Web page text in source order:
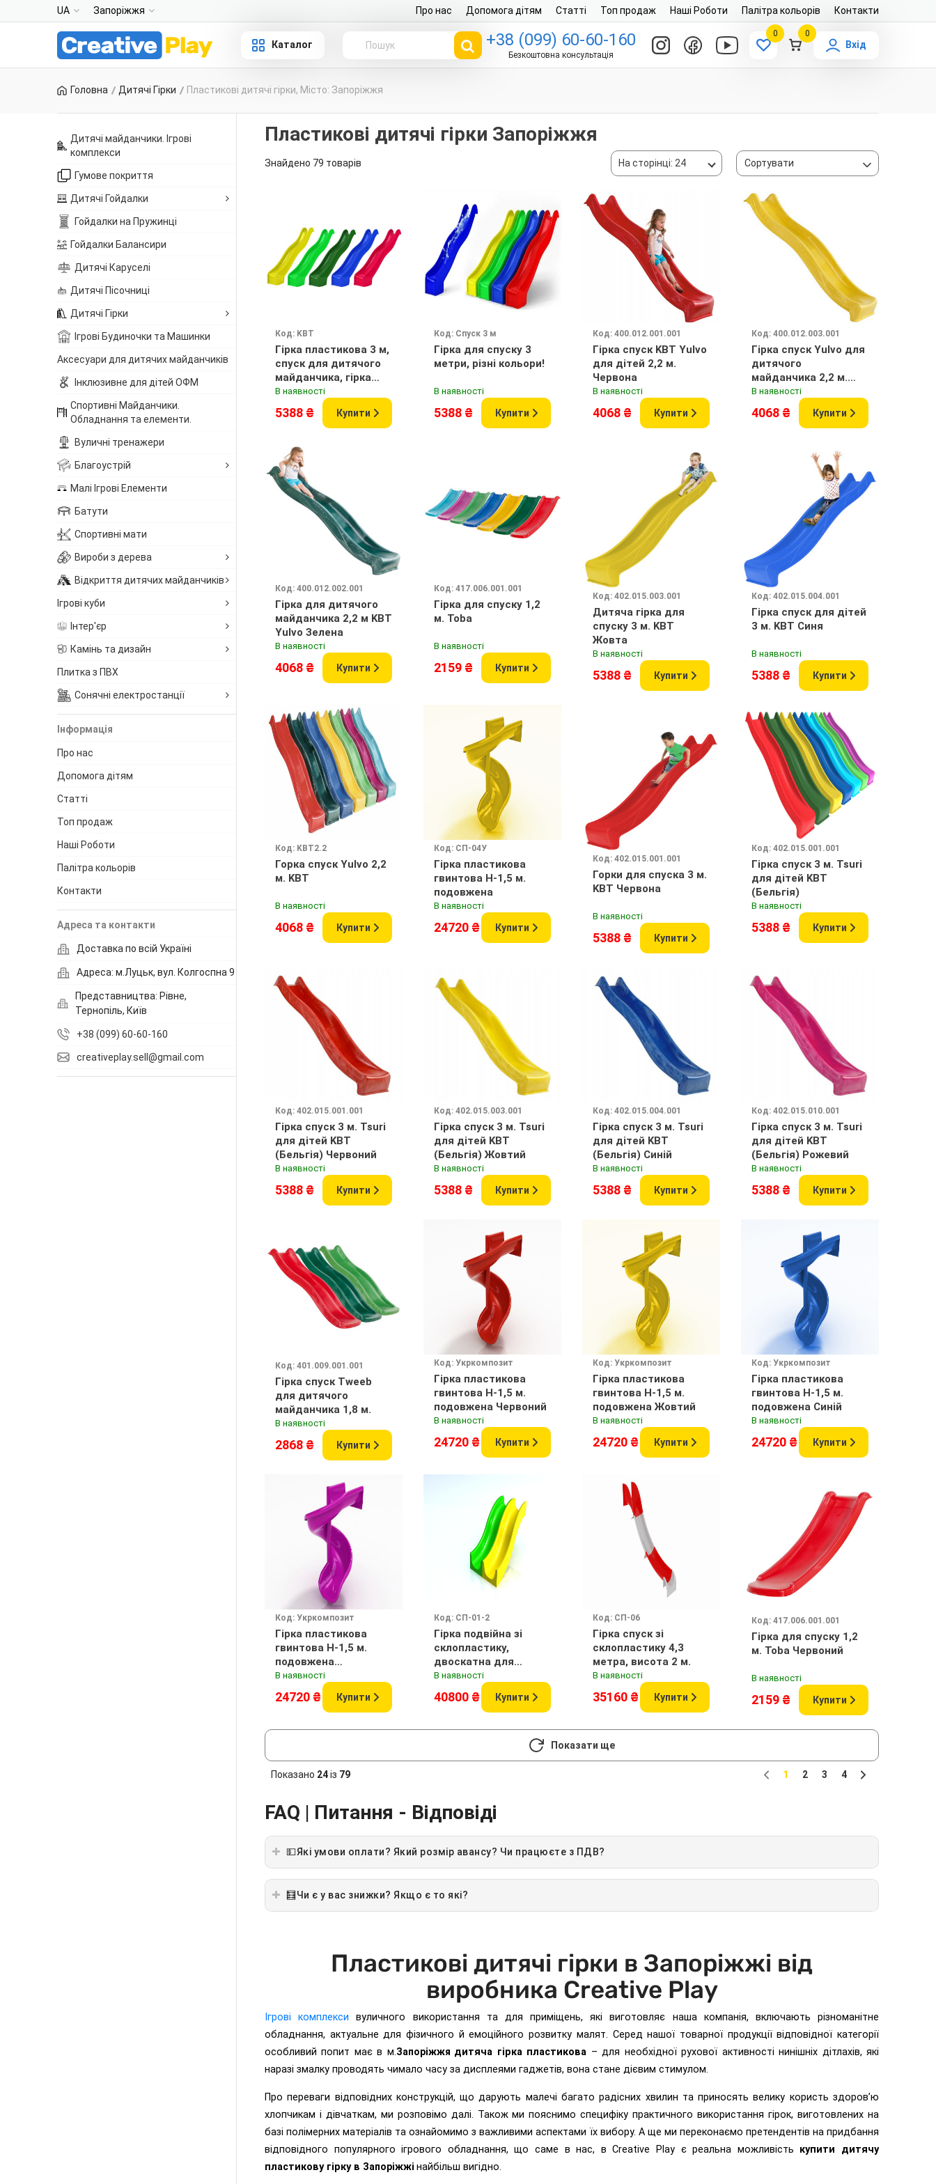
UA Запоріжжя Про нас Допомога дітям Статті Топ продаж Наші Роботи Палітра кольорів Контакти
Каталог +38 (099) 60-60-160
Безкоштовна консультація
0 0
Вхід
Головна Дитячі Гірки Пластикові дитячі гірки, Місто: Запоріжжя
Дитячі майданчики. Ігрові
комплекси
Гумове покриття
Дитячі Гойдалки
Гойдалки на Пружинці
Гойдалки Балансири
Дитячі Каруселі
Дитячі Пісочниці
Дитячі Гірки
Ігрові Будиночки та Машинки
Аксесуари для дитячих майданчиків
Інклюзивне для дітей ОФМ
Спортивні Майданчики.
Обладнання та елементи.
Вуличні тренажери
Благоустрій
Малі Ігрові Елементи
Батути
Спортивні мати
Вироби з дерева
Відкриття дитячих майданчиків
Ігрові куби
Інтер'єр
Камінь та дизайн
Плитка з ПВХ
Сонячні електростанції
Інформація
Про нас
Допомога дітям
Статті
Топ продаж
Наші Роботи
Палітра кольорів
Контакти
Адреса та контакти
Доставка по всій Україні
Адреса: м.Луцьк, вул. Колгоспна 9
Представництва: Рівне,
Тернопіль, Київ
+38 (099) 60-60-160
creativeplay.sell@gmail.com
Пластикові дитячі гірки Запоріжжя
Знайдено 79 товарів На сторінці: 24 Сортувати
Код: KBT
Гірка пластикова 3 м,
спуск для дитячого
майданчика, гірка
водна
В наявності
5388 ₴ Купити
Код: Спуск 3 м
Гірка для спуску 3
метри, різні кольори!
В наявності
5388 ₴ Купити
Код: 400.012.001.001
Гірка спуск KBT Yulvo
для дітей 2,2 м.
Червона
В наявності
4068 ₴ Купити
Код: 400.012.003.001
Гірка спуск Yulvo для
дитячого
майданчика 2,2 м.
KBT Жовта
В наявності
4068 ₴ Купити
Код: 400.012.002.001
Гірка для дитячого
майданчика 2,2 м KBT
Yulvo Зелена
В наявності
4068 ₴ Купити
Код: 417.006.001.001
Гірка для спуску 1,2
м. Toba
В наявності
2159 ₴ Купити
Код: 402.015.003.001
Дитяча гірка для
спуску 3 м. KBT
Жовта
В наявності
5388 ₴ Купити
Код: 402.015.004.001
Гірка спуск для дітей
3 м. KBT Синя
В наявності
5388 ₴ Купити
Код: KBT2.2
Горка спуск Yulvo 2,2
м. KBT
В наявності
4068 ₴ Купити
Код: СП-04У
Гірка пластикова
гвинтова H-1,5 м.
подовжена
В наявності
24720 ₴ Купити
Код: 402.015.001.001
Горки для спуска 3 м.
KBT Червона
В наявності
5388 ₴ Купити
Код: 402.015.001.001
Гірка спуск 3 м. Tsuri
для дітей KBT
(Бельгія)
В наявності
5388 ₴ Купити
Код: 402.015.001.001
Гірка спуск 3 м. Tsuri
для дітей KBT
(Бельгія) Червоний
В наявності
5388 ₴ Купити
Код: 402.015.003.001
Гірка спуск 3 м. Tsuri
для дітей KBT
(Бельгія) Жовтий
В наявності
5388 ₴ Купити
Код: 402.015.004.001
Гірка спуск 3 м. Tsuri
для дітей KBT
(Бельгія) Синій
В наявності
5388 ₴ Купити
Код: 402.015.010.001
Гірка спуск 3 м. Tsuri
для дітей KBT
(Бельгія) Рожевий
В наявності
5388 ₴ Купити
Код: 401.009.001.001
Гірка спуск Tweeb
для дитячого
майданчика 1,8 м.
В наявності
2868 ₴ Купити
Код: Укркомпозит
Гірка пластикова
гвинтова H-1,5 м.
подовжена Червоний
В наявності
24720 ₴ Купити
Код: Укркомпозит
Гірка пластикова
гвинтова H-1,5 м.
подовжена Жовтий
В наявності
24720 ₴ Купити
Код: Укркомпозит
Гірка пластикова
гвинтова H-1,5 м.
подовжена Синій
В наявності
24720 ₴ Купити
Код: Укркомпозит
Гірка пластикова
гвинтова H-1,5 м.
подовжена
Фіолетовий
В наявності
24720 ₴ Купити
Код: СП-01-2
Гірка подвійна зі
склопластику,
двоскатна для
дитячого
майданчика 2,8 м, H-
1,2 м.
В наявності
40800 ₴ Купити
Код: СП-06
Гірка спуск зі
склопластику 4,3
метра, висота 2 м.
В наявності
35160 ₴ Купити
Код: 417.006.001.001
Гірка для спуску 1,2
м. Toba Червоний
В наявності
2159 ₴ Купити
Показати ще
Показано 24із 79
1 2 3
4
FAQ | Питання - Відповіді
💵Які умови оплати? Який розмір авансу? Чи працюєте з ПДВ?
🧮Чи є у вас знижки? Якщо є то які?
Пластикові дитячі гірки в Запоріжжі від
виробника Creative Play
Ігрові комплекси вуличного використання та для приміщень, які виготовляє наша компанія, включають різноманітне
обладнання, актуальне для фізичного й емоційного розвитку малят. Серед нашої товарної продукції відповідної категорії
особливий попит має в м.Запоріжжя дитяча гірка пластикова – для необхідної рухової активності нинішніх дітлахів, які
наразі змалку проводять чимало часу за дисплеями гаджетів, вона стане дієвим стимулом.
Про переваги відповідних конструкцій, що дарують малечі багато радісних хвилин та приносять велику користь здоров’ю
хлопчикам і дівчаткам, ми розповімо далі. Також ми пояснимо специфіку практичного використання гірок, виготовлених на
базі полімерних матеріалів та ознайомимо з важливими аспектами їх вибору. А ще ми переконаємо претендентів на придбання
відповідного популярного ігрового обладнання, що саме в нас, в Creative Play є реальна можливість купити дитячу
пластикову гірку в Запоріжжі найбільш вигідно.